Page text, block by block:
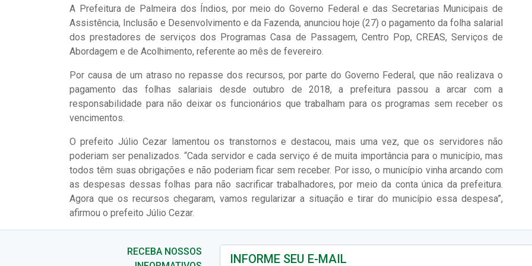
A Prefeitura de Palmeira dos Índios, por meio do Governo Federal e das Secretarias Municipais de
Assistência, Inclusão e Desenvolvimento e da Fazenda, anunciou hoje (27) o pagamento da folha salarial
dos prestadores de serviços dos Programas Casa de Passagem, Centro Pop, CREAS, Serviços de
Abordagem e de Acolhimento, referente ao mês de fevereiro.
Por causa de um atraso no repasse dos recursos, por parte do Governo Federal, que não realizava o
pagamento das folhas salariais desde outubro de 2018, a prefeitura passou a arcar com a
responsabilidade para não deixar os funcionários que trabalham para os programas sem receber os
vencimentos.
O prefeito Júlio Cezar lamentou os transtornos e destacou, mais uma vez, que os servidores não
poderiam ser penalizados. “Cada servidor e cada serviço é de muita importância para o município, mas
todos têm suas obrigações e não poderiam ficar sem receber. Por isso, o município vinha arcando com
as despesas dessas folhas para não sacrificar trabalhadores, por meio da conta única da prefeitura.
Agora que os recursos chegaram, vamos regularizar a situação e tirar do município essa despesa”,
afirmou o prefeito Júlio Cezar.
RECEBA NOSSOS